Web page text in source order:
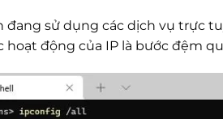
đang sử dụng các dịch vụ trực
hoạt động của IP là bước đệm